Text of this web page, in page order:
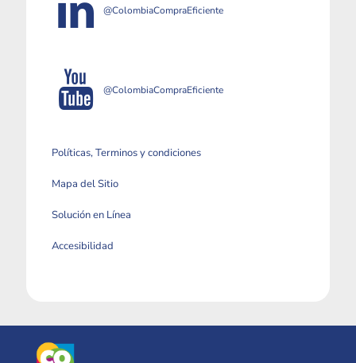
@ColombiaCompraEficiente
@ColombiaCompraEficiente
Políticas, Terminos y condiciones
Mapa del Sitio
Solución en Línea
Accesibilidad